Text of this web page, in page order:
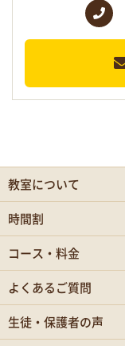
教室について
時間割
コース・料金
よくあるご質問
生徒・保護者の声